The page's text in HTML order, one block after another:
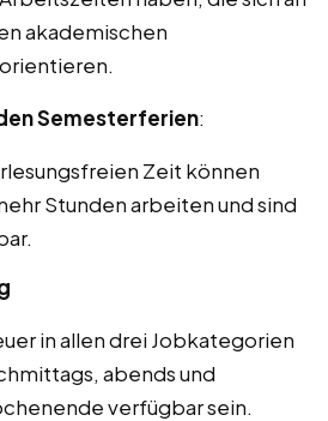
akademischen
Semesterferien:
Zeit können
Stunden arbeiten und sind
in allen drei Jobkategorien
abends und
verfügbar sein.